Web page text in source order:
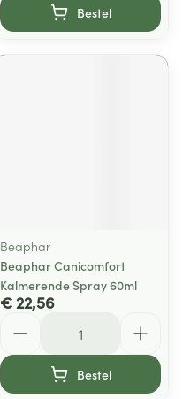
Bestel
Beaphar
Beaphar Canicomfort
Kalmerende Spray 60ml
€ 22,56
Bestel